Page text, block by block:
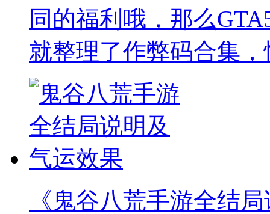
同的福利哦，那么
就整理了作弊码合集
《鬼谷八荒手游全结